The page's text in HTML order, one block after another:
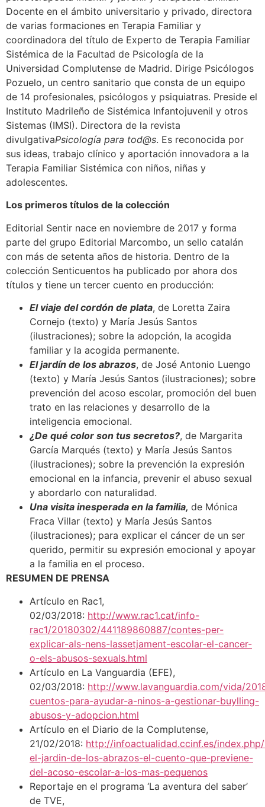
Docente en el ámbito universitario y privado, directora
de varias formaciones en Terapia Familiar y
coordinadora del título de Experto de Terapia Familiar
Sistémica de la Facultad de Psicología de la
Universidad Complutense de Madrid. Dirige Psicólogos
Pozuelo, un centro sanitario que consta de un equipo
de 14 profesionales, psicólogos y psiquiatras. Preside el
Instituto Madrileño de Sistémica Infantojuvenil y otros
Sistemas (IMSI). Directora de la revista
divulgativaPsicología para tod@s. Es reconocida por
sus ideas, trabajo clínico y aportación innovadora a la
Terapia Familiar Sistémica con niños, niñas y
adolescentes.
Los primeros títulos de la colección
Editorial Sentir nace en noviembre de 2017 y forma
parte del grupo Editorial Marcombo, un sello catalán
con más de setenta años de historia. Dentro de la
colección Senticuentos ha publicado por ahora dos
títulos y tiene un tercer cuento en producción:
El viaje del cordón de plata, de Loretta Zaira
Cornejo (texto) y María Jesús Santos
(ilustraciones); sobre la adopción, la acogida
familiar y la acogida permanente.
El jardín de los abrazos, de José Antonio Luengo
(texto) y María Jesús Santos (ilustraciones); sobre
prevención del acoso escolar, promoción del buen
trato en las relaciones y desarrollo de la
inteligencia emocional.
¿De qué color son tus secretos?, de Margarita
García Marqués (texto) y María Jesús Santos
(ilustraciones); sobre la prevención la expresión
emocional en la infancia, prevenir el abuso sexual
y abordarlo con naturalidad.
Una visita inesperada en la familia, de Mónica
Fraca Villar (texto) y María Jesús Santos
(ilustraciones); para explicar el cáncer de un ser
querido, permitir su expresión emocional y apoyar
a la familia en el proceso.
RESUMEN DE PRENSA
Artículo en Rac1,
02/03/2018: http://www.rac1.cat/info-
rac1/20180302/441189860887/contes-per-
explicar-als-nens-lassetjament-escolar-el-cancer-
o-els-abusos-sexuals.html
Artículo en La Vanguardia (EFE),
02/03/2018: http://www.lavanguardia.com/vida/
cuentos-para-ayudar-a-ninos-a-gestionar-buylling-
abusos-y-adopcion.html
Artículo en el Diario de la Complutense,
21/02/2018: http://infoactualidad.ccinf.es/
el-jardin-de-los-abrazos-el-cuento-que-previene-
del-acoso-escolar-a-los-mas-pequenos
Reportaje en el programa ‘La aventura del saber’
de TVE,